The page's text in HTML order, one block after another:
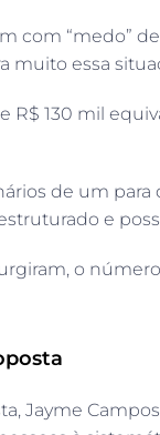
com “medo”
muito essa
130 mil
de um
e
o
Jayme